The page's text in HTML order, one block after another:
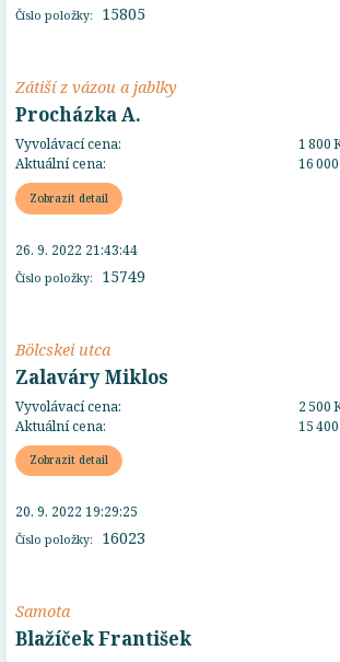
Číslo položky: 15805
Zátiší z vázou a jablky
Procházka A.
Vyvolávací cena:
1 800
Aktuální cena:
16
Zobrazit detail
Číslo položky: 15749
26. 9. 2022 21:43:44
Bölcskei utca
Zalaváry Miklos
Vyvolávací cena:
2 500
Aktuální cena:
15
Zobrazit detail
Číslo položky: 16023
20. 9. 2022 19:29:25
Samota
Blažíček František